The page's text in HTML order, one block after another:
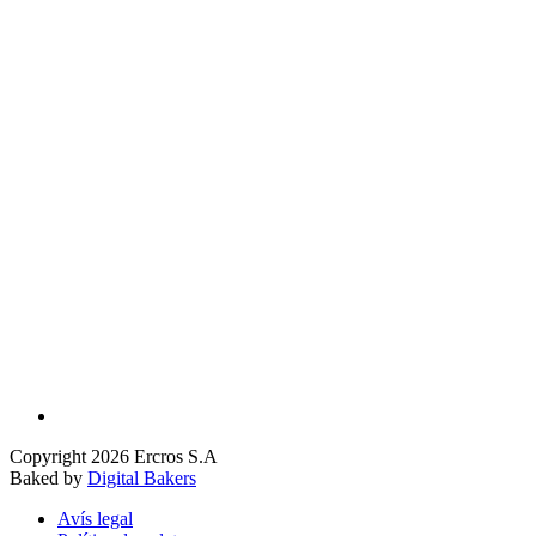
Copyright 2026 Ercros S.A
Baked by Digital Bakers
Avís legal